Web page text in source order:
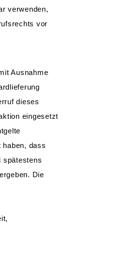
verwenden,
vor
Ausnahme
dieses
eingesetzt
haben, dass
spätestens
Die